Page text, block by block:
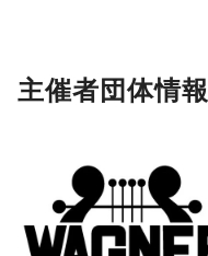
主催者団体情報